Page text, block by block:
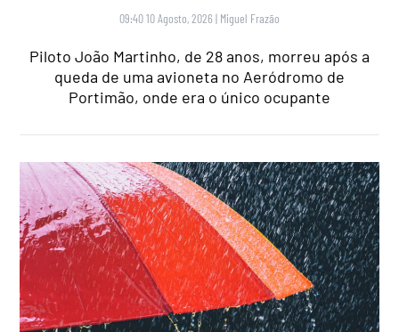
09:40 10 Agosto, 2026 | Miguel Frazão
Piloto João Martinho, de 28 anos, morreu após a
queda de uma avioneta no Aeródromo de
Portimão, onde era o único ocupante